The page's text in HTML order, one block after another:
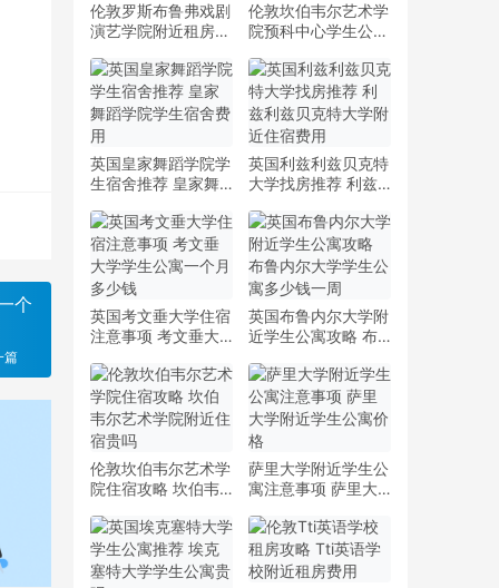
个
篇
伦敦罗斯布鲁弗戏剧
演艺学院附近租房注
戏剧演艺学院住宿一
个月多少钱
伦敦坎伯韦尔艺术学
院预科中心学生公寓
学院预科中心附近住
宿费用
英国皇家舞蹈学院学
生宿舍推荐 皇家舞
英国利兹利兹贝克特
大学找房推荐 利兹
住宿费用
英国考文垂大学住宿
注意事项 考文垂大
少钱
英国布鲁内尔大学附
近学生公寓攻略 布
多少钱一周
伦敦坎伯韦尔艺术学
院住宿攻略 坎伯韦
贵吗
萨里大学附近学生公
寓注意事项 萨里大